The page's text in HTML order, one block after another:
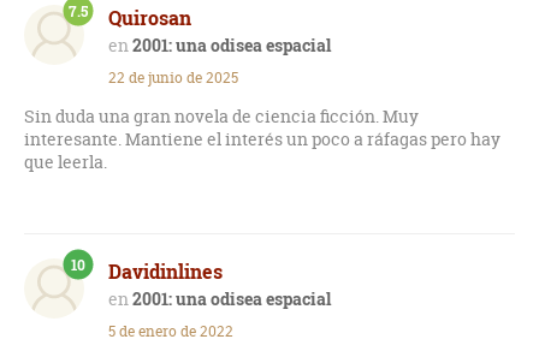
Es un viaje fascinante desde el origen del hombre hasta su
final; partiendo del pequeño planeta Tierra hasta alcanzar los
confines del universo atravesando millones de estrellas,
planetas y satélites.
Quirosan
2001: una odisea espacial
7.5
22 de junio de 2025
Sin duda una gran novela de ciencia ficción. Muy
interesante. Mantiene el interés un poco a ráfagas pero hay
que leerla.
Davidinlines
2001: una odisea espacial
10
5 de enero de 2022